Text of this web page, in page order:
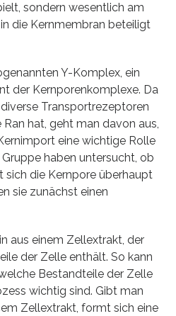
sondern wesentlich am
die Kernmembran beteiligt
Y-Komplex, ein
der Kernporenkomplexe. Da
Transportrezeptoren
hat, geht man davon aus,
eine wichtige Rolle
haben untersucht, ob
sich die Kernpore überhaupt
sie zunächst einen
aus einem Zellextrakt, der
der Zelle enthält. So kann
Bestandteile der Zelle
wichtig sind. Gibt man
Zellextrakt, formt sich eine